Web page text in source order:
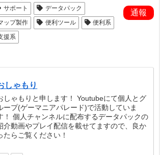
通報
サポート
データパック
ップ製作 便利ツール
便利系
援系
しゃもり
しゃもりと申します！ Youtubeにて個人とグ
ープ(ゲーマニアパレード)で活動していま
！ 個人チャンネルに配布するデータパックの
介動画やプレイ配信を載せてますので、良か
たらご覧ください！